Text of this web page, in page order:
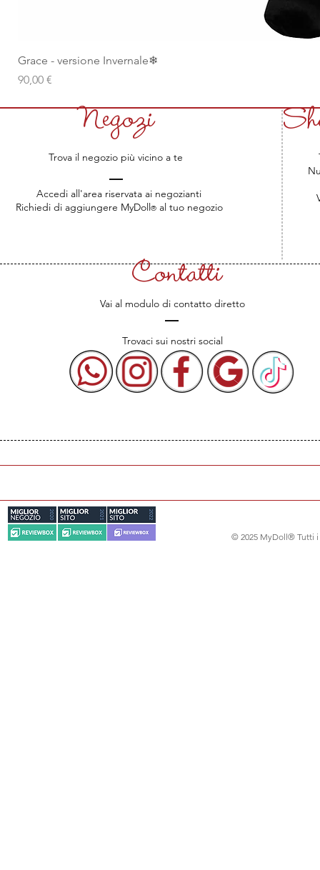
Grace - versione Invernale❄
Prezzo
90,00 €
Negozi
Trova il negozio più vicino a te
Accedi all'area riservata ai negozianti
Richiedi di aggiungere MyDoll®al tuo negozio
Contatti
Vai al modulo di contatto diretto
Trovaci sui nostri social
© 2025 MyDoll® Tutti i